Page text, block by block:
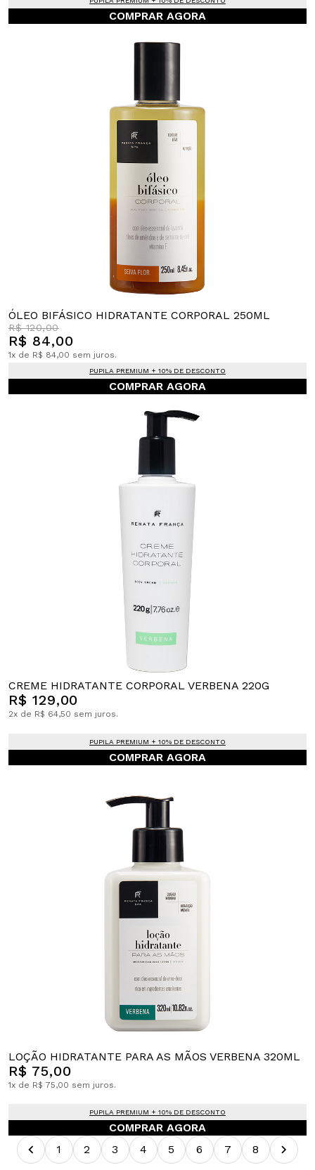
COMPRAR AGORA
ÓLEO BIFÁSICO HIDRATANTE CORPORAL 250ML
R$ 120,00
R$ 84,00
1x de R$ 84,00 sem juros.
PUPILA PREMIUM + 10% DE DESCONTO
COMPRAR AGORA
CREME HIDRATANTE CORPORAL VERBENA 220G
R$ 129,00
2x de R$ 64,50 sem juros.
PUPILA PREMIUM + 10% DE DESCONTO
COMPRAR AGORA
LOÇÃO HIDRATANTE PARA AS MÃOS VERBENA 320ML
R$ 75,00
1x de R$ 75,00 sem juros.
PUPILA PREMIUM + 10% DE DESCONTO
COMPRAR AGORA
1
2 3 4 5 6 7 8